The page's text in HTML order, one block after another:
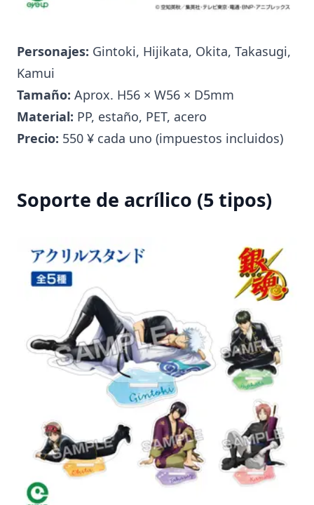
Personajes: Gintoki, Hijikata, Okita, Takasugi,
Kamui
Tamaño: Aprox. H56 × W56 × D5mm
Material: PP, estaño, PET, acero
Precio: 550 ¥ cada uno (impuestos incluidos)
Soporte de acrílico (5 tipos)